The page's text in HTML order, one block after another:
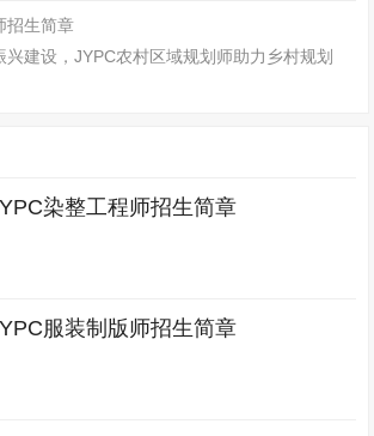
招生简章
兴建设，JYPC农村区域规划师助力乡村规划
染整工程师招生简章
服装制版师招生简章